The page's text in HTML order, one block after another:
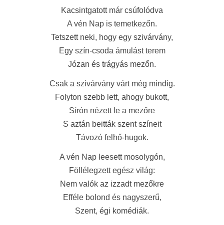
Kacsintgatott már csúfolódva
A vén Nap is temetkezőn.
Tetszett neki, hogy egy szivárvány,
Egy szín-csoda ámulást terem
Józan és trágyás mezőn.
Csak a szivárvány várt még mindig.
Folyton szebb lett, ahogy bukott,
Sírón nézett le a mezőre
S aztán beitták szent színeit
Távozó felhő-hugok.
A vén Nap leesett mosolygón,
Föllélegzett egész világ:
Nem valók az izzadt mezőkre
Efféle bolond és nagyszerű,
Szent, égi komédiák.